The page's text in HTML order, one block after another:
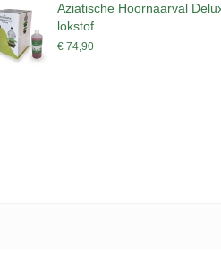
Aziatische Hoornaarval
lokstof...
€ 74,90